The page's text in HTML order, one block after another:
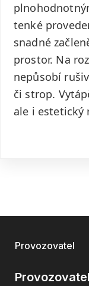
tenké
snadné
prostor. Na
nepůsobí
či strop.
ale i estetický
Provozovatel
Provozovatel